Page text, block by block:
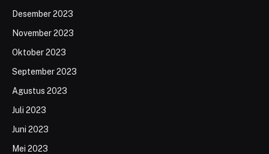
Desember 2023
November 2023
Oktober 2023
September 2023
Agustus 2023
Juli 2023
Juni 2023
Mei 2023